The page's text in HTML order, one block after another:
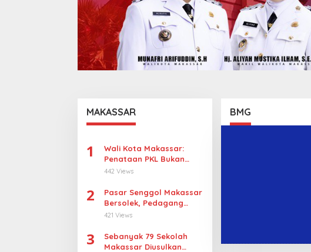
MAKASSAR
1
Wali Kota Makassar:
Penataan PKL Bukan
Penggusuran
442 Views
2
Pasar Senggol Makassar
Bersolek, Pedagang
Gotong Royong
421 Views
3
Sebanyak 79 Sekolah
Makassar Diusulkan
BMG